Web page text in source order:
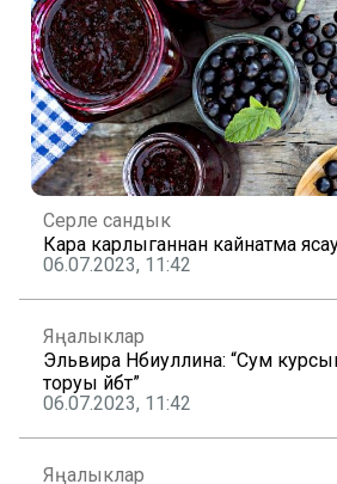
Серле сандык
Кара карлыганнан кайнатма
06.07.2023, 11:42
Яңалыклар
Эльвира Нәбиуллина: “Сум
торуы әйбәт”
06.07.2023, 11:42
Яңалыклар